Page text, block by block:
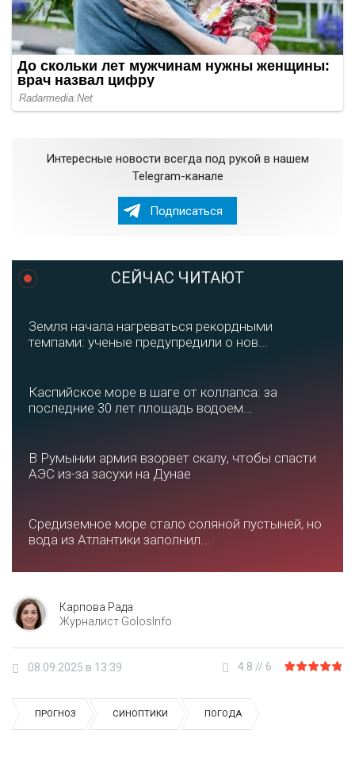
Интересные новости всегда под рукой в нашем
Telegram-канале
Подписаться
СЕЙЧАС ЧИТАЮТ
Земля начала нагреваться рекордными
темпами: ученые предупредили о нов...
Каспийское море в шаге от коллапса: за
последние 30 лет площадь водоем...
В Румынии армия взорвет скалу, чтобы спасти
АЭС из-за засухи на Дунае
Средиземное море стало соляной пустыней, но
вода из Атлантики заполнил...
Карпова Рада
Журналист GolosInfo
08.09.2025 в 13:39 4.8 // 6
ПРОГНОЗ СИНОПТИКИ ПОГОДА